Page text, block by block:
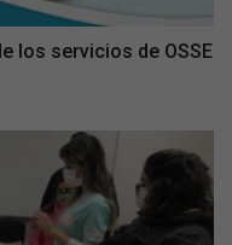
los servicios de OSSE